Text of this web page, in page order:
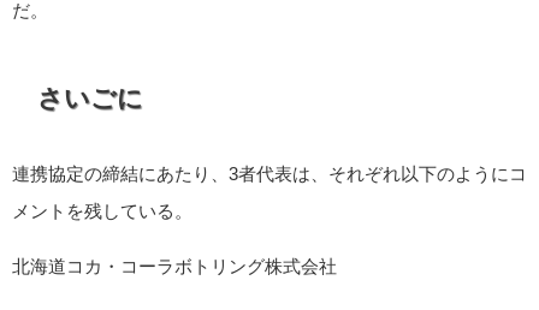
だ。
さいごに
連携協定の締結にあたり、3者代表は、それぞれ以下のようにコ
メントを残している。
北海道コカ・コーラボトリング株式会社